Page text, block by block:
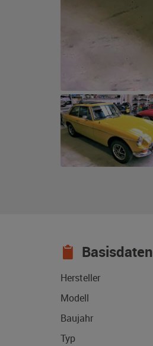
Basisdaten
Hersteller
Modell
Baujahr
Typ